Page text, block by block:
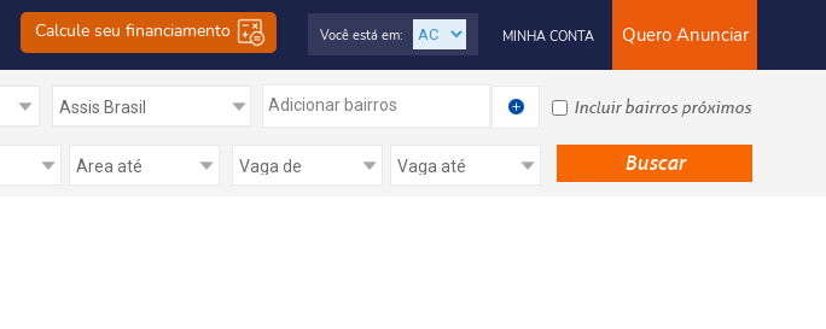
Calcule seu financiamento Quero Anunciar
MINHA CONTA
Você está em:
Adicionar bairros Incluir bairros próximos